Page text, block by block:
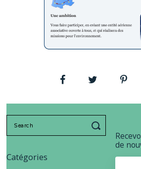
de
Catégories